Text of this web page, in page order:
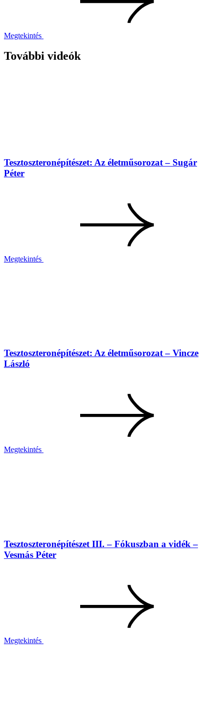
Megtekintés
További videók
Tesztoszteronépítészet: Az életműsorozat – Sugár
Péter
Megtekintés
Tesztoszteronépítészet: Az életműsorozat – Vincze
László
Megtekintés
Tesztoszteronépítészet III. – Fókuszban a vidék –
Vesmás Péter
Megtekintés